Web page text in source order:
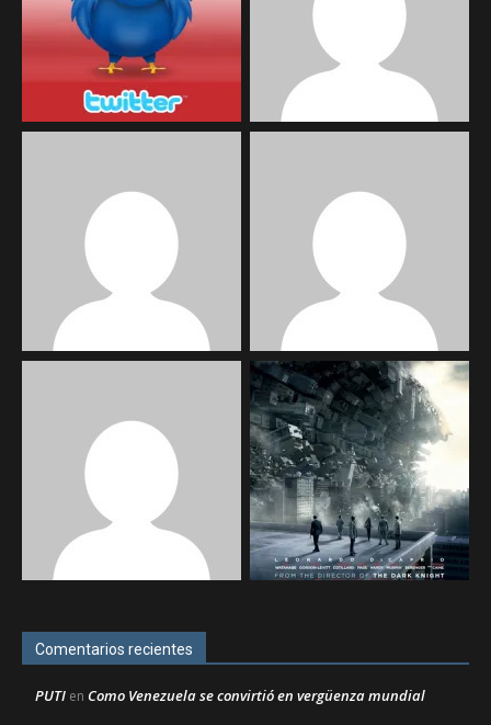
Comentarios recientes
PUTI en Como Venezuela se convirtió en vergüenza mundial